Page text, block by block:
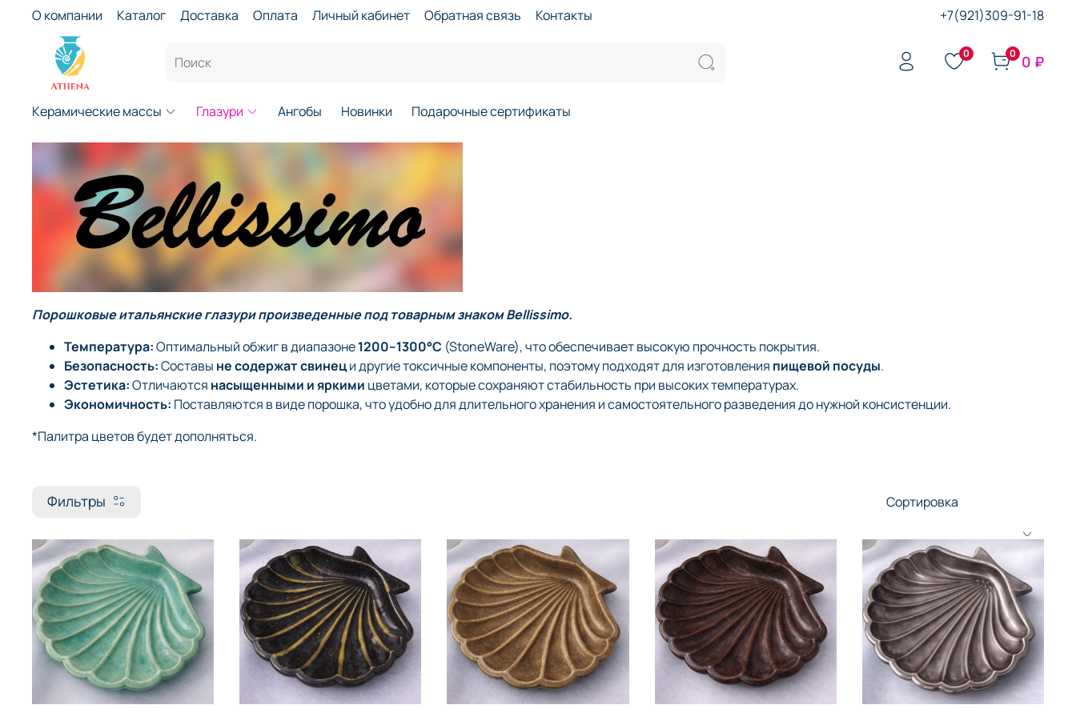
О компании Каталог Доставка Оплата Личный кабинет Обратная связь Контакты +7(921)309-91-18
0 0 0 ₽
Керамические массы Глазури Ангобы Новинки Подарочные сертификаты
Порошковые итальянские глазури произведенные под товарным знакомBellissimo.
Температура:Оптимальный обжиг в диапазоне1200–1300°С (StoneWare), что обеспечивает высокую прочность покрытия.
Безопасность:Составы не содержат свинеци другие токсичные компоненты, поэтому подходят для изготовления пищевой посуды.
Эстетика:Отличаются насыщенными и яркими цветами, которые сохраняют стабильность при высоких температурах.
Экономичность: Поставляются в виде порошка, что удобно для длительного хранения и самостоятельного разведения до нужной консистенции.
*Палитра цветов будет дополняться.
Фильтры